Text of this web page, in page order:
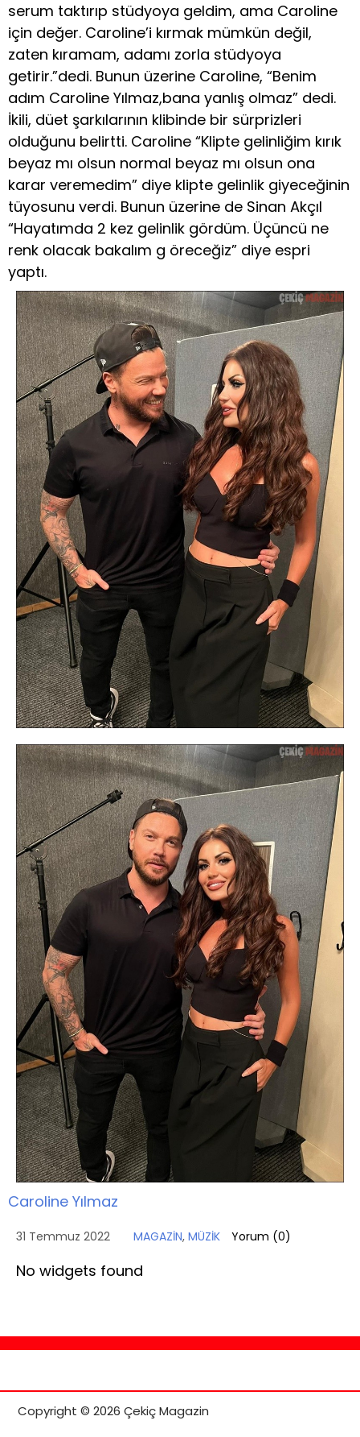
serum taktırıp stüdyoya geldim, ama Caroline
için değer. Caroline’i kırmak mümkün değil,
zaten kıramam, adamı zorla stüdyoya
getirir.”dedi. Bunun üzerine Caroline, “Benim
adım Caroline Yılmaz,bana yanlış olmaz” dedi.
İkili, düet şarkılarının klibinde bir sürprizleri
olduğunu belirtti. Caroline “Klipte gelinliğim kırık
beyaz mı olsun normal beyaz mı olsun ona
karar veremedim” diye klipte gelinlik giyeceğinin
tüyosunu verdi. Bunun üzerine de Sinan Akçıl
“Hayatımda 2 kez gelinlik gördüm. Üçüncü ne
renk olacak bakalım g öreceğiz” diye espri
yaptı.
Caroline Yılmaz
31 Temmuz 2022 MAGAZİN, MÜZİK Yorum (0)
No widgets found
Copyright © 2026 Çekiç Magazin